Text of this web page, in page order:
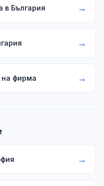
в България →
→
на фирма →
→